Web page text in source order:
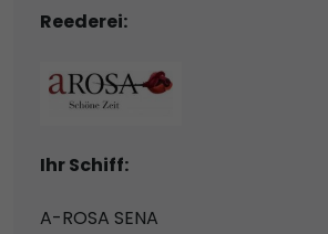
Reederei:
Ihr Schiff:
A-ROSA SENA